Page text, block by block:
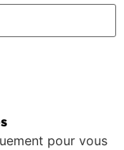
pour vous